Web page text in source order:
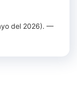
del 2026). —